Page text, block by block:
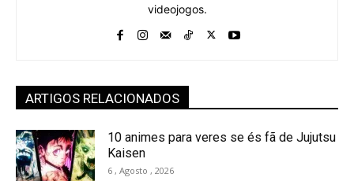
videojogos.
ARTIGOS RELACIONADOS
10 animes para veres se és fã de Jujutsu
Kaisen
6 , Agosto , 2026